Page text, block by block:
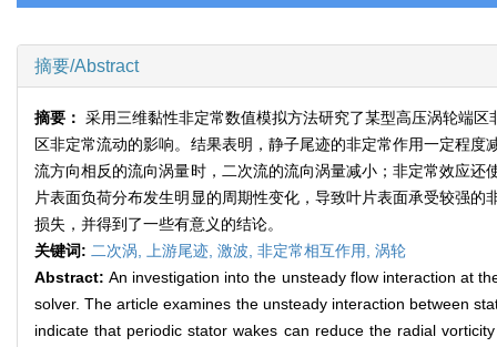
摘要/Abstract
摘要： 采用三维黏性非定常数值模拟方法研究了某型高压涡轮端
区非定常流动的影响。结果表明，静子尾迹的非定常作用一定程
流方向相反的流向涡量时，二次流的流向涡量减小；非定常效应
片表面负荷分布发生明显的周期性变化，导致叶片表面承受较强
损失，并得到了一些有意义的结论。
关键词: 二次涡, 上游尾迹, 激波, 非定常相互作用, 涡轮
Abstract:An investigation into the unsteady flow interaction at
solver. The article examines the unsteady interaction between
indicate that periodic stator wakes can reduce the radial